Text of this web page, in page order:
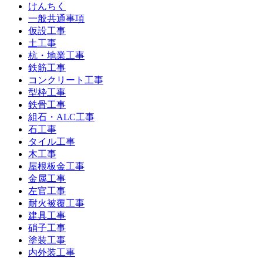
けんちく
一般共通事項
仮設工事
土工事
杭・地業工事
鉄筋工事
コンクリート工事
型枠工事
鉄骨工事
組石・ALC工事
石工事
タイル工事
木工事
屋根板金工事
金属工事
左官工事
耐火被覆工事
建具工事
硝子工事
塗装工事
内外装工事